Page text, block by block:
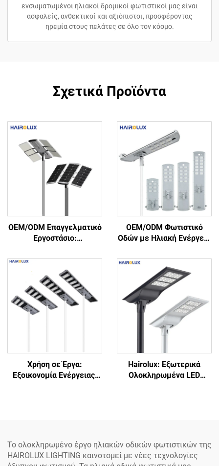
ενσωματωμένοι ηλιακοί δρομικοί φωτιστικοί μας είναι
ασφαλείς, ανθεκτικοί και αξιόπιστοι, προσφέροντας
ηρεμία στους πελάτες σε όλο τον κόσμο.
Σχετικά Προϊόντα
OEM/ODM Επαγγελματικό
Εργοστάσιο:
Φωτιστικό Οδών με
Ηλιακή Ενέργεια,
Αλουμινίου, IP66, 40 W, 60
W, 80 W, 100 W, 120 W,
«All-in-One»
OEM/ODM Φωτιστικό
Οδών με Ηλιακή Ενέργεια
Ενσωματωμένο, Έξυπνο,
Αδιάβροχο IP66, LED
Χρήση σε Έργα:
Εξοικονομία Ενέργειας,
Οδικού Φωτός Ηλιακής
Ενέργειας
Hairolux: Εξωτερικά
Ολοκληρωμένα LED
Φωτεινότητας,
αλουμινίου
Το ολοκληρωμένο έργο ηλιακών οδικών φωτιστικών της
HAIROLUX LIGHTING καινοτομεί με νέες τεχνολογίες